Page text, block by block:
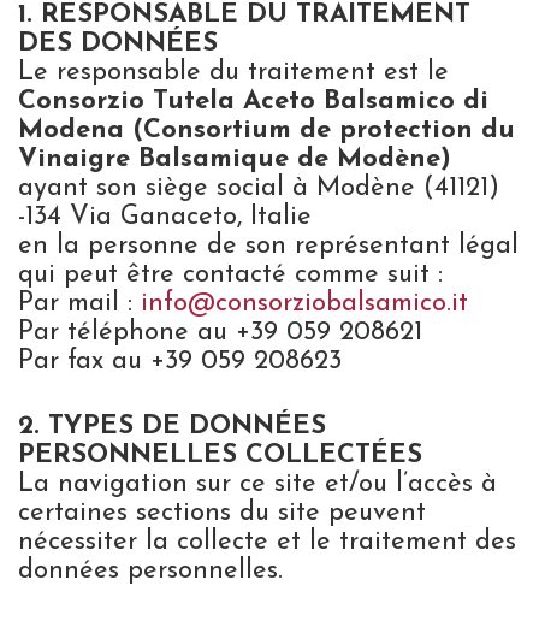
1. RESPONSABLE DU TRAITEMENT
DES DONNÉES
Le responsable du traitement est le
Consorzio Tutela Aceto Balsamico di
Modena (Consortium de protection du
Vinaigre Balsamique de Modène)
ayant son siège social à Modène (41121)
-134 Via Ganaceto, Italie
en la personne de son représentant légal
qui peut être contacté comme suit :
Par mail : info@consorziobalsamico.it
Par téléphone au +39 059 208621
Par fax au +39 059 208623
2. TYPES DE DONNÉES
PERSONNELLES COLLECTÉES
La navigation sur ce site et/ou l’accès à
certaines sections du site peuvent
nécessiter la collecte et le traitement des
données personnelles.